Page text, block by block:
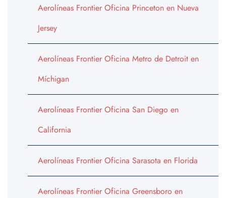
Aerolíneas Frontier Oficina Princeton en Nueva
Jersey
Aerolíneas Frontier Oficina Metro de Detroit en
Míchigan
Aerolíneas Frontier Oficina San Diego en
California
Aerolíneas Frontier Oficina Sarasota en Florida
Aerolíneas Frontier Oficina Greensboro en